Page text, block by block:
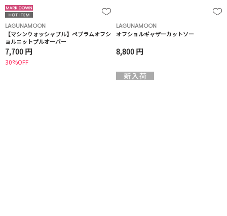
LAGUNAMOON
【マシンウォッシャブル】ペプラムオフシ
ョルニットプルオーバー
7,700 円
30%OFF
LAGUNAMOON
オフショルギャザーカットソー
8,800 円